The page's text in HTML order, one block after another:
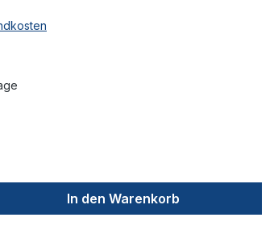
den gewünschten Wert
In den Warenkorb